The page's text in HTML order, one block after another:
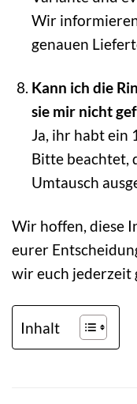
Wir
genauen
Kann ich die
sie mir nicht
Ja, ihr habt ein
Bitte beachtet,
Umtausch
Wir hoffen, diese
eurer
wir euch jederzeit
Inhalt